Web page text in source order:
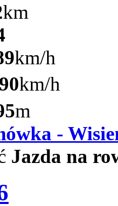
km
km/h
km/h
m
-
Jazda na